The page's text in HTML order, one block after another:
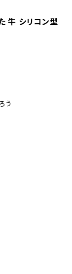
牛 シリコン型
う